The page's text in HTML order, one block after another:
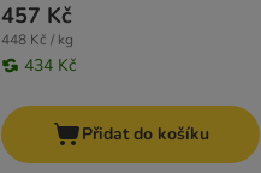
457 Kč
448 Kč / kg
434 Kč
Přidat do košíku